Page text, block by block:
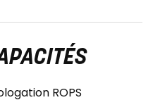
ROPS